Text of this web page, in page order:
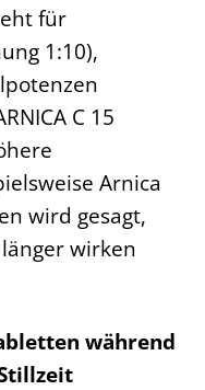
für
1:10),
C 15
Arnica
wird gesagt,
wirken
während